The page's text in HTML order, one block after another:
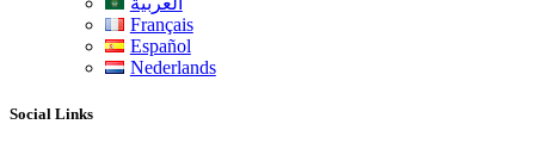
Français
Español
Nederlands
Social Links